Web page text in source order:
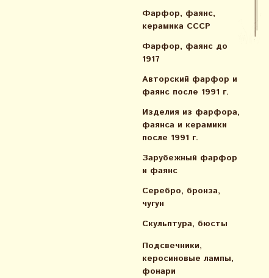
Фарфор, фаянс,
керамика СССР
Фарфор, фаянс до
1917
Авторский фарфор и
фаянс после 1991 г.
Изделия из фарфора,
фаянса и керамики
после 1991 г.
Зарубежный фарфор
и фаянс
Серебро, бронза,
чугун
Скульптура, бюсты
Подсвечники,
керосиновые лампы,
фонари